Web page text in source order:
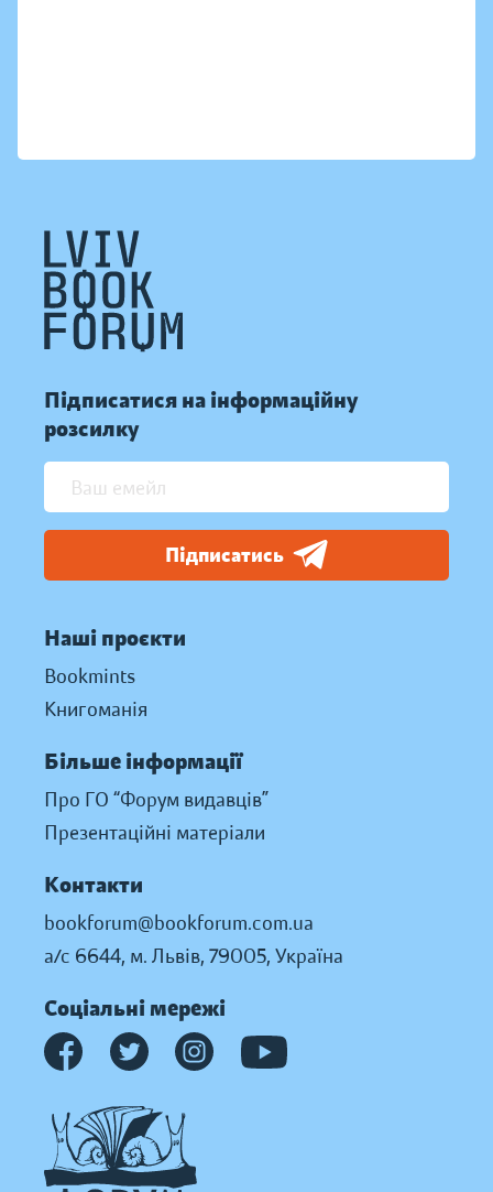
Підписатися на інформаційну
розсилку
Підписатись
Наші проєкти
Bookmints
Книгоманія
Більше інформації
Про ГО “Форум видавців”
Презентаційні матеріали
Контакти
bookforum@bookforum.com.ua
а/с 6644, м. Львів, 79005, Україна
Соціальні мережі